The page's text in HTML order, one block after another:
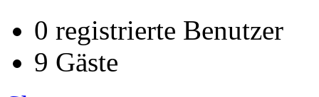
0 registrierte Benutzer
9 Gäste